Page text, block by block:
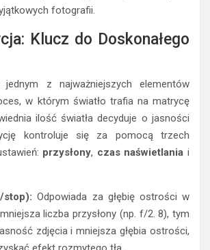
fotografii.
Klucz do Doskonałego
jednym z najważniejszych elementów
w którym światło trafia na matrycę
ilość światła decyduje o jasności
kontroluje się za pomocą trzech
przysłony, czas naświetlania i
stop): Odpowiada za głębię ostrości w
liczba przysłony (np. f/2. 8), tym
zdjęcia i mniejsza głębia ostrości,